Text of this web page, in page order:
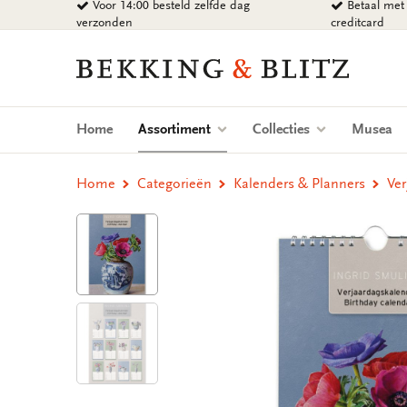
naar
Voor 14:00 besteld zelfde dag
verzonden
Betaal
creditcard
Bekking
Blitz
Uitgevers
Home Assortiment (current)Collecties Musea
Home Categorieën Kalenders & Planners